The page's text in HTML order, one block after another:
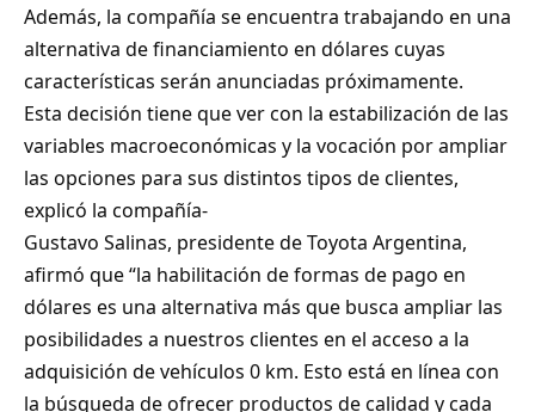
Además, la compañía se encuentra trabajando en una
alternativa de financiamiento en dólares cuyas
características serán anunciadas próximamente.
Esta decisión tiene que ver con la estabilización de las
variables macroeconómicas y la vocación por ampliar
las opciones para sus distintos tipos de clientes,
explicó la compañía-
Gustavo Salinas, presidente de Toyota Argentina,
afirmó que “la habilitación de formas de pago en
dólares es una alternativa más que busca ampliar las
posibilidades a nuestros clientes en el acceso a la
adquisición de vehículos 0 km. Esto está en línea con
la búsqueda de ofrecer productos de calidad y cada